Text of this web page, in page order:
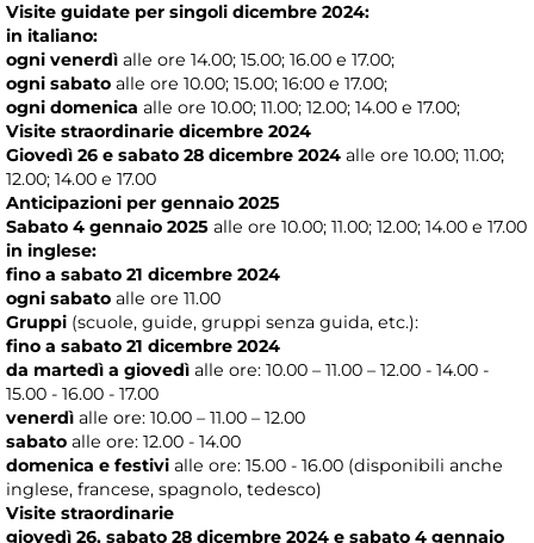
Visite guidate per singoli dicembre 2024:
in italiano:
ogni venerdì alle ore 14.00; 15.00; 16.00 e 17.00;
ogni sabato alle ore 10.00; 15.00; 16:00 e 17.00;
ogni domenica alle ore 10.00; 11.00; 12.00; 14.00 e 17.00;
Visite straordinarie dicembre 2024
Giovedì 26 e sabato 28 dicembre 2024 alle ore 10.00; 11.00;
12.00; 14.00 e 17.00
Anticipazioni per gennaio 2025
Sabato 4 gennaio 2025 alle ore 10.00; 11.00; 12.00; 14.00 e 17.00
in inglese:
fino a sabato 21 dicembre 2024
ogni sabato alle ore 11.00
Gruppi (scuole, guide, gruppi senza guida, etc.):
fino a sabato 21 dicembre 2024
da martedì a giovedì alle ore: 10.00 – 11.00 – 12.00 - 14.00 -
15.00 - 16.00 - 17.00
venerdì alle ore: 10.00 – 11.00 – 12.00
sabato alle ore: 12.00 - 14.00
domenica e festivi alle ore: 15.00 - 16.00 (disponibili anche
inglese, francese, spagnolo, tedesco)
Visite straordinarie
giovedì 26, sabato 28 dicembre 2024 e sabato 4 gennaio